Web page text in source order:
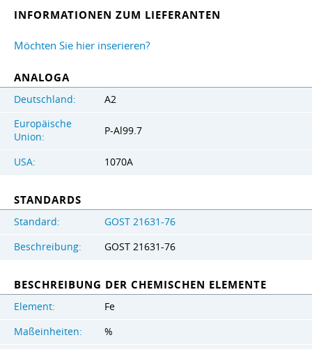
INFORMATIONEN ZUM LIEFERANTEN
Möchten Sie hier inserieren?
ANALOGA
Deutschland:
A2
Europäische
Union:
P-Al99.7
USA: 1070A
STANDARDS
Standard:
GOST 21631-76
Beschreibung:
GOST 21631-76
BESCHREIBUNG DER CHEMISCHEN ELEMENTE
Element:
Fe
Maßeinheiten:
%